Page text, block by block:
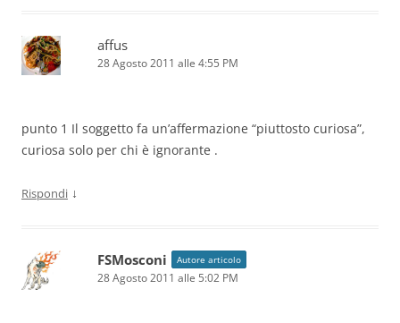
affus
28 Agosto 2011 alle 4:55 PM
punto 1 Il soggetto fa un’affermazione “piuttosto curiosa”,
curiosa solo per chi è ignorante .
Rispondi ↓
FSMosconi Autore articolo
28 Agosto 2011 alle 5:02 PM